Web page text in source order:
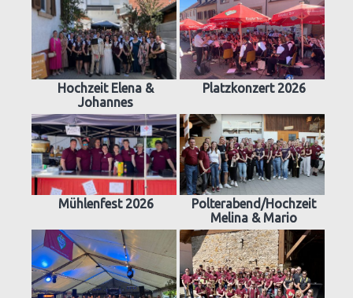
Hochzeit Elena &
Johannes
Platzkonzert 2026
Mühlenfest 2026
Polterabend/Hochzeit
Melina & Mario